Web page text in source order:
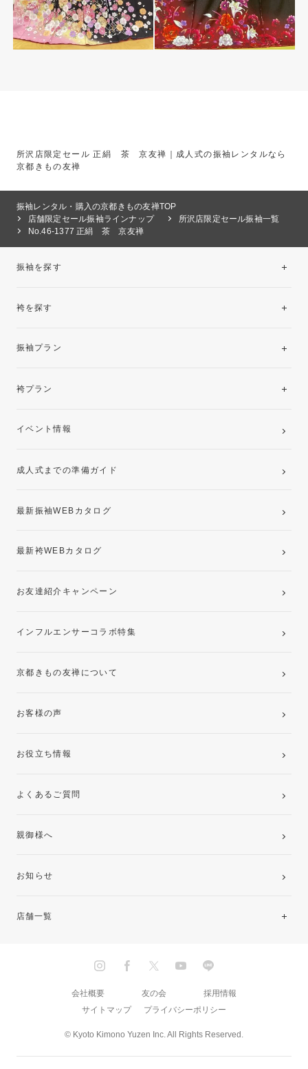
所沢店限定セール 正絹 茶 京友禅｜成人式の振袖レンタルなら
京都きもの友禅
振袖レンタル・購入の京都きもの友禅TOP
店舗限定セール振袖ラインナップ
所沢店限定セール振袖一覧
No.46-1377 正絹 茶 京友禅
振袖を探す
袴を探す
振袖プラン
レンタルプラン
袴プラン
卒業袴レンタルプラン
イベント情報
成人式までの準備ガイド
最新振袖WEBカタログ
最新袴WEBカタログ
お友達紹介キャンペーン
インフルエンサーコラボ特集
京都きもの友禅について
お客様の声
お役立ち情報
よくあるご質問
親御様へ
お知らせ
店舗一覧
© Kyoto Kimono Yuzen Inc. All Rights Reserved.
会社概要 友の会
採用情報
サイトマップ
プライバシーポリシー